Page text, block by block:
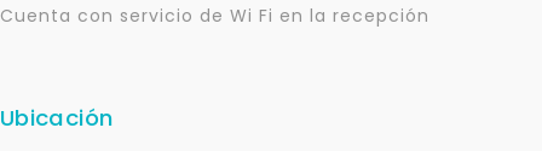
Cuenta con servicio de Wi Fi en la recepción
Ubicación
Déjanos tus datos para identificar tu consulta en el